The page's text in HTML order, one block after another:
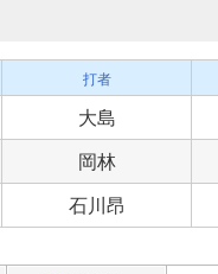
打者
大島
岡林
石川昂